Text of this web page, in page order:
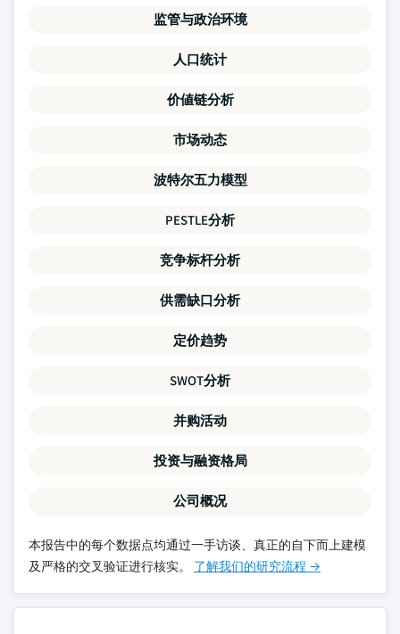
监管与政治环境
人口统计
价値链分析
市场动态
波特尔五力模型
PESTLE分析
竞争标杆分析
供需缺口分析
定价趋势
SWOT分析
并购活动
投资与融资格局
公司概况
本报告中的每个数据点均通过一手访谈、真正的自下而上建模
及严格的交叉验证进行核实。 了解我们的研究流程 →